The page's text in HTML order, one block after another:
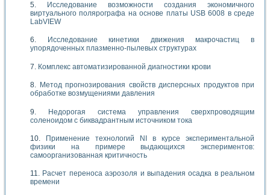
Исследование возможности создания экономичного
виртуального полярографа на основе платы USB 6008 в среде
LabVIEW
Исследование кинетики движения макрочастиц в
упорядоченных плазменно-пылевых структурах
Комплекс автоматизированной диагностики крови
Метод прогнозирования свойств дисперсных продуктов при
обработке возмущениями давления
Недорогая система управления сверхпроводящим
соленоидом с биквадрантным источником тока
Применение технологий NI в курсе экспериментальной
физики на примере выдающихся экспериментов:
самоорганизованная критичность
Расчет переноса аэрозоля и выпадения осадка в реальном
времени